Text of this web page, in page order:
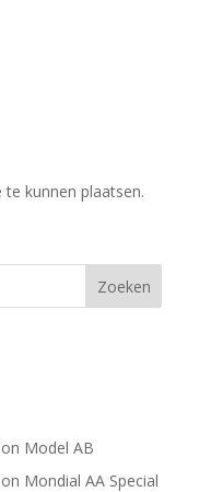
kunnen plaatsen.
Model AB
Mondial AA Special